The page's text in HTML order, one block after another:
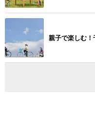
親子で楽しむ